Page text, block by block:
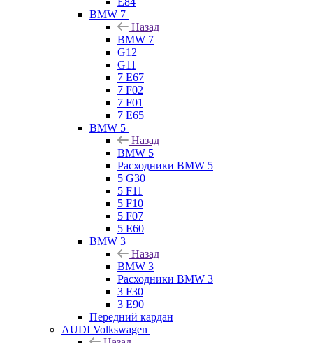
BMW 7
Назад
BMW 7
G12
G11
7 Е67
7 F02
7 F01
7 E65
BMW 5
Назад
BMW 5
Расходники BMW 5
5 G30
5 F11
5 F10
5 F07
5 E60
BMW 3
Назад
BMW 3
Расходники BMW 3
3 F30
3 E90
Передний кардан
AUDI Volkswagen